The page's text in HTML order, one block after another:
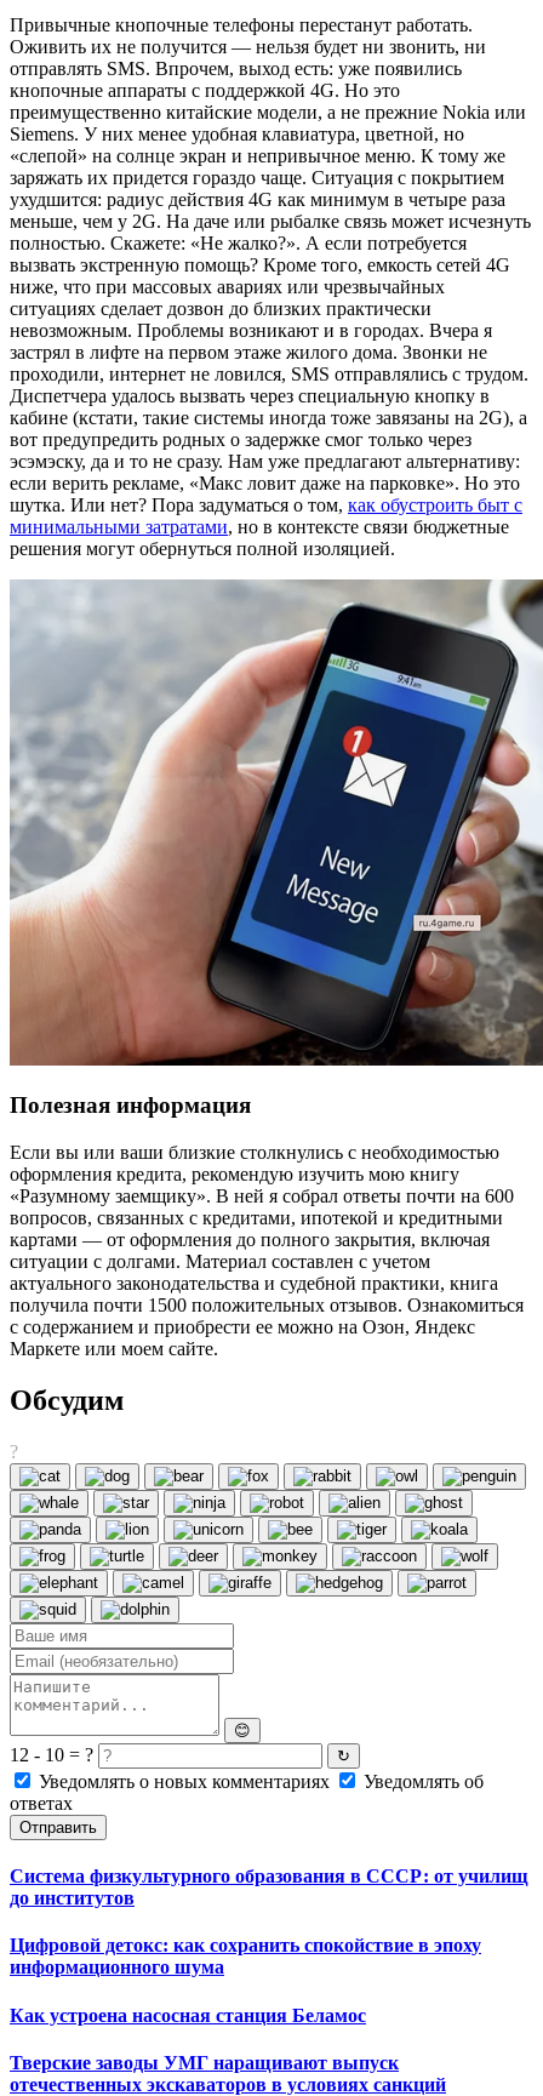
Привычные кнопочные телефоны перестанут работать.
Оживить их не получится — нельзя будет ни звонить, ни
отправлять SMS. Впрочем, выход есть: уже появились
кнопочные аппараты с поддержкой 4G. Но это
преимущественно китайские модели, а не прежние Nokia или
Siemens. У них менее удобная клавиатура, цветной, но
«слепой» на солнце экран и непривычное меню. К тому же
заряжать их придется гораздо чаще. Ситуация с покрытием
ухудшится: радиус действия 4G как минимум в четыре раза
меньше, чем у 2G. На даче или рыбалке связь может исчезнуть
полностью. Скажете: «Не жалко?». А если потребуется
вызвать экстренную помощь? Кроме того, емкость сетей 4G
ниже, что при массовых авариях или чрезвычайных
ситуациях сделает дозвон до близких практически
невозможным. Проблемы возникают и в городах. Вчера я
застрял в лифте на первом этаже жилого дома. Звонки не
проходили, интернет не ловился, SMS отправлялись с трудом.
Диспетчера удалось вызвать через специальную кнопку в
кабине (кстати, такие системы иногда тоже завязаны на 2G), а
вот предупредить родных о задержке смог только через
эсэмэску, да и то не сразу. Нам уже предлагают альтернативу:
если верить рекламе, «Макс ловит даже на парковке». Но это
шутка. Или нет? Пора задуматься о том, как обустроить быт с
минимальными затратами, но в контексте связи бюджетные
решения могут обернуться полной изоляцией.
Полезная информация
Если вы или ваши близкие столкнулись с необходимостью
оформления кредита, рекомендую изучить мою книгу
«Разумному заемщику». В ней я собрал ответы почти на 600
вопросов, связанных с кредитами, ипотекой и кредитными
картами — от оформления до полного закрытия, включая
ситуации с долгами. Материал составлен с учетом
актуального законодательства и судебной практики, книга
получила почти 1500 положительных отзывов. Ознакомиться
с содержанием и приобрести ее можно на Озон, Яндекс
Маркете или моем сайте.
Обсудим
?
😊
12 - 10 = ? ↻
Уведомлять о новых комментариях
Уведомлять об
ответах
Отправить
Система физкультурного образования в СССР: от училищ
до институтов
Цифровой детокс: как сохранить спокойствие в эпоху
информационного шума
Как устроена насосная станция Беламос
Тверские заводы УМГ наращивают выпуск
отечественных экскаваторов в условиях санкций